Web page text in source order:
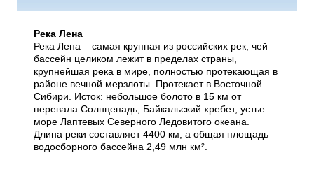
Река Лена
Река Лена – самая крупная из российских рек, чей
бассейн целиком лежит в пределах страны,
крупнейшая река в мире, полностью протекающая в
районе вечной мерзлоты. Протекает в Восточной
Сибири. Исток: небольшое болото в 15 км от
перевала Солнцепадь, Байкальский хребет, устье:
море Лаптевых Северного Ледовитого океана.
Длина реки составляет 4400 км, а общая площадь
водосборного бассейна 2,49 млн км².